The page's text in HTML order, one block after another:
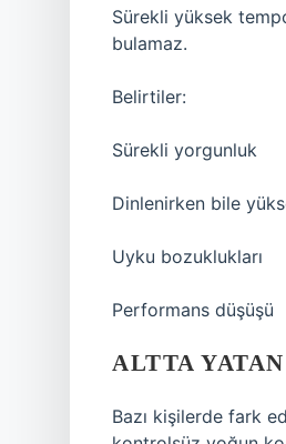
Sürekli yüksek
bulamaz.
Belirtiler:
Sürekli yorgunluk
Dinlenirken bile
Uyku bozuklukları
Performans düşüşü
ALTTA
Bazı kişilerde fark